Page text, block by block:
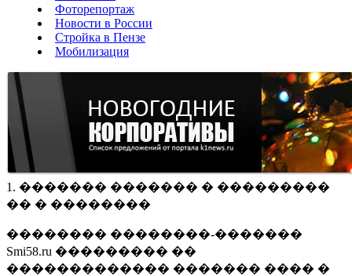
Фоторепортаж
Новости в России
Стройка в Пензе
Мобилизация
1. ������� ������� � ���������
�� � ��������
�������� ��������-�������
Smi58.ru ��������� ��
������������� ������� ���� �